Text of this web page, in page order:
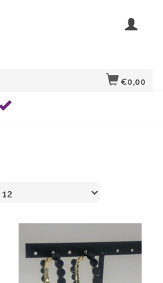
€0,00